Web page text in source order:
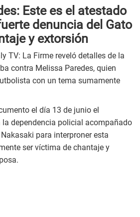
Este es el atestado
denuncia del Gato
y extorsión
TV: La Firme reveló detalles de la
contra Melissa Paredes, quien
con un tema sumamente
el día 13 de junio el
dependencia policial acompañado
para interproner esta
ser víctima de chantaje y